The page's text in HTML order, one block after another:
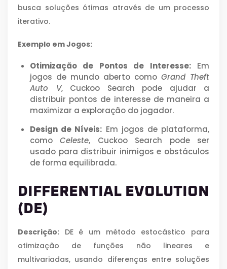
busca soluções ótimas através de um processo
iterativo.
Exemplo em Jogos:
Otimização de Pontos de Interesse:Em
jogos de mundo aberto como Grand Theft
Auto V, Cuckoo Search pode ajudar a
distribuir pontos de interesse de maneira a
maximizar a exploração do jogador.
Design de Níveis: Em jogos de plataforma,
comoCeleste, Cuckoo Search pode ser
usado para distribuir inimigos e obstáculos
de forma equilibrada.
DIFFERENTIAL EVOLUTION
(DE)
Descrição: DE é um método estocástico para
otimização de funções não lineares e
multivariadas, usando diferenças entre soluções